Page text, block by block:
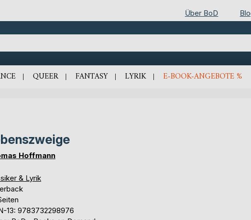
Über BoD
QUEER FANTASY LYRIK E-BOOK-ANGEBOTE %
Hoffmann
& Lyrik
13: 9783732298976